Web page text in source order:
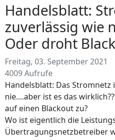
Handelsblatt:
zuverlässig wie
Oder droht
Freitag, 03. September 2021
4009 Aufrufe
Handelsblatt: Das Stromnetz
nie....aber ist es das
auf einen Blackout zu?
Wo ist eigentlich die
Übertragungsnetzbetreiber